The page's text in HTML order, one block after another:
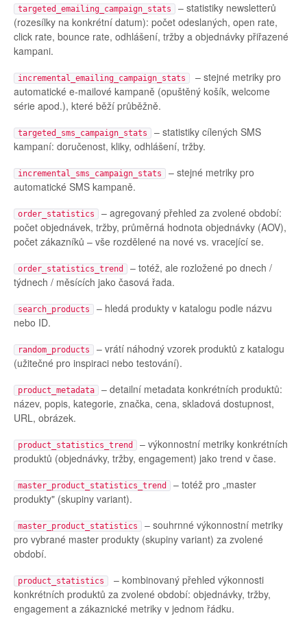
targeted_emailing_campaign_stats
– statistiky newsletterů
(rozesílky na konkrétní datum): počet odeslaných, open rate,
click rate, bounce rate, odhlášení, tržby a objednávky přiřazené
kampani.
incremental_emailing_campaign_stats
– stejné metriky pro
automatické e-mailové kampaně (opuštěný košík, welcome
série apod.), které běží průběžně.
targeted_sms_campaign_stats
– statistiky cílených SMS
kampaní: doručenost, kliky, odhlášení, tržby.
incremental_sms_campaign_stats
– stejné metriky pro
automatické SMS kampaně.
order_statistics
– agregovaný přehled za zvolené období:
počet objednávek, tržby, průměrná hodnota objednávky (AOV),
počet zákazníků – vše rozdělené na nové vs. vracející se.
order_statistics_trend
– totéž, ale rozložené po dnech /
týdnech / měsících jako časová řada.
search_products
– hledá produkty v katalogu podle názvu
nebo ID.
random_products
– vrátí náhodný vzorek produktů z katalogu
(užitečné pro inspiraci nebo testování).
product_metadata
– detailní metadata konkrétních produktů:
název, popis, kategorie, značka, cena, skladová dostupnost,
URL, obrázek.
product_statistics_trend
– výkonnostní metriky konkrétních
produktů (objednávky, tržby, engagement) jako trend v čase.
master_product_statistics_trend
– totéž pro „master
produkty" (skupiny variant).
master_product_statistics
– souhrnné výkonnostní metriky
pro vybrané master produkty (skupiny variant) za zvolené
období.
product_statistics
– kombinovaný přehled výkonnosti
konkrétních produktů za zvolené období: objednávky, tržby,
engagement a zákaznické metriky v jednom řádku.